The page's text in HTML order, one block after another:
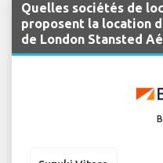
Quelles sociétés de
proposent la location
de London Stansted